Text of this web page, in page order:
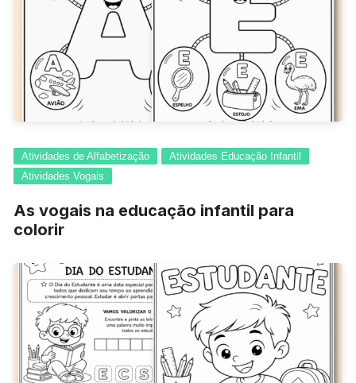
Atividades de Alfabetização
Atividades Educação Infantil
Atividades Vogais
As vogais na educação infantil para
colorir